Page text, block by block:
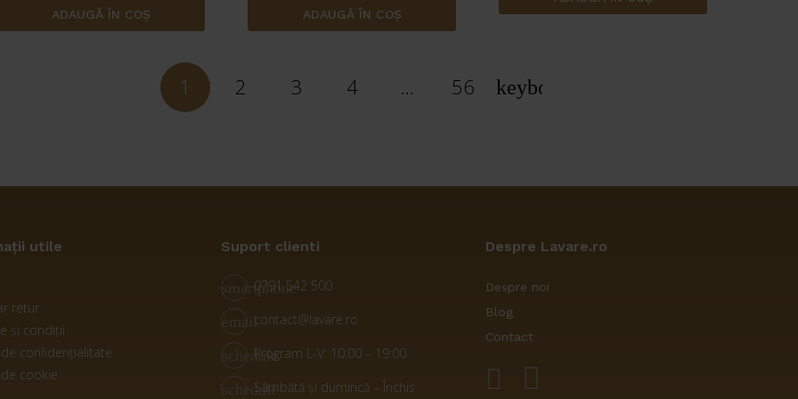
ADAUGĂ ÎN COȘ ADAUGĂ ÎN COȘ
1 2 3 4 … 56
utile
retur
și condiții
confidențialitate
cookie
Suport clienti
smartphone
0791 542 500
emailcontact@lavare.ro
scheduleProgram L-V: 10:00 – 19:00
scheduleSâmbătă și dumincă – Închis
Despre Lavare.ro
Despre noi
Blog
Contact